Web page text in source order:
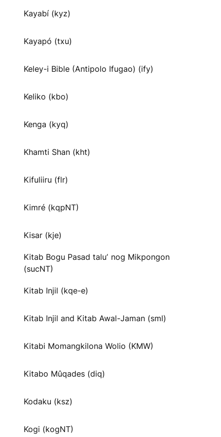
Kayabí (kyz)
Kayapó (txu)
Keley-i Bible (Antipolo Ifugao) (ify)
Keliko (kbo)
Kenga (kyq)
Khamti Shan (kht)
Kifuliiru (flr)
Kimré (kqpNT)
Kisar (kje)
Kitab Bogu Pasad taluʼ nog Mikpongon
(sucNT)
Kitab Injil (kqe-e)
Kitab Injil and Kitab Awal-Jaman (sml)
Kitabi Momangkilona Wolio (KMW)
Kitabo Mûqades (diq)
Kodaku (ksz)
Kogi (kogNT)